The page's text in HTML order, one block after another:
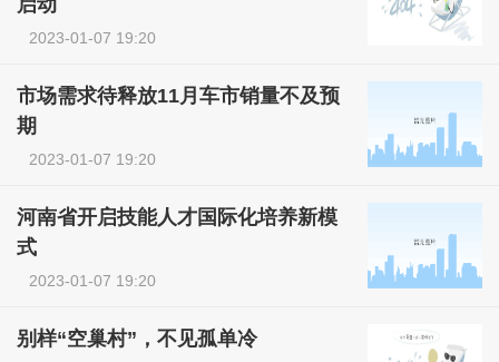
启动
2023-01-07 19:20
市场需求待释放11月车市销量不及预
期
2023-01-07 19:20
河南省开启技能人才国际化培养新模
式
2023-01-07 19:20
别样“空巢村”，不见孤单冷